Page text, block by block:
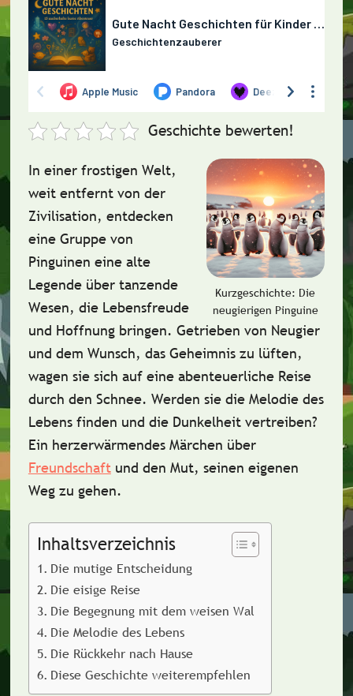
Geschichte bewerten!
Kurzgeschichte: Die
neugierigen Pinguine
In einer frostigen Welt,
weit entfernt von der
Zivilisation, entdecken
eine Gruppe von
Pinguinen eine alte
Legende über tanzende
Wesen, die Lebensfreude
und Hoffnung bringen. Getrieben von Neugier
und dem Wunsch, das Geheimnis zu lüften,
wagen sie sich auf eine abenteuerliche Reise
durch den Schnee. Werden sie die Melodie des
Lebens finden und die Dunkelheit vertreiben?
Ein herzerwärmendes Märchen über
Freundschaftund den Mut, seinen eigenen
Weg zu gehen.
Inhaltsverzeichnis
Die mutige Entscheidung
Die eisige Reise
Die Begegnung mit dem weisen Wal
Die Melodie des Lebens
Die Rückkehr nach Hause
Diese Geschichte weiterempfehlen